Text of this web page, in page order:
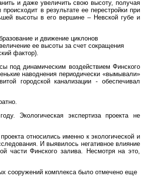
и даже увеличить свою высоту, получая
в результате ее перестройки при
высоты в его вершине – Невской губе и
и движение циклонов
ее высоты за счет сокращения
фактор).
под динамическим воздействием Финского
наводнения периодически «вымывали»
городской канализации - обеспечивал
Экологическая экспертиза проекта не
относились именно к экологической и
И выявилось негативное влияние
части Финского залива. Несмотря на это,
сооружений комплекса было отмечено еще